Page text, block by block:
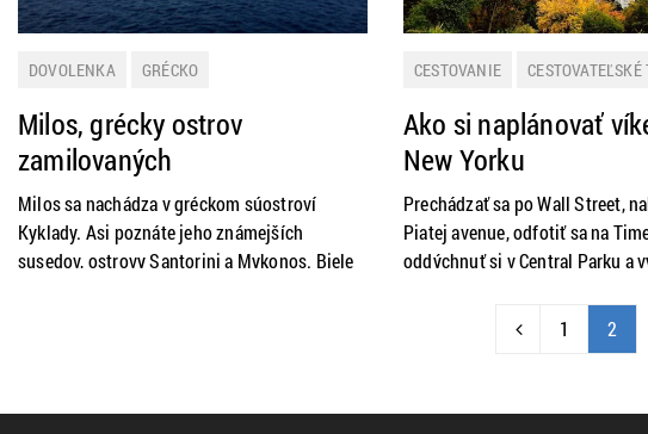
DOVOLENKA
GRÉCKO
LETNÁ DOVOLENKA
PRAKTICKÉ INFORMÁCIE
Milos, grécky ostrov
zamilovaných
Milos sa nachádza v gréckom súostroví
Kyklady. Asi poznáte jeho známejších
susedov, ostrovy Santorini a Mykonos. Biele
CESTOVANIE
MESTÁ
NOVINKY
PRAKTICKÉ INFORMÁCIE
Ako si naplánovať
New Yorku
Prechádzať sa po Wall Street,
Piatej avenue, odfotiť sa na
oddýchnuť si v Central Parku a
New Yorku toho stihnete viac.
1 2